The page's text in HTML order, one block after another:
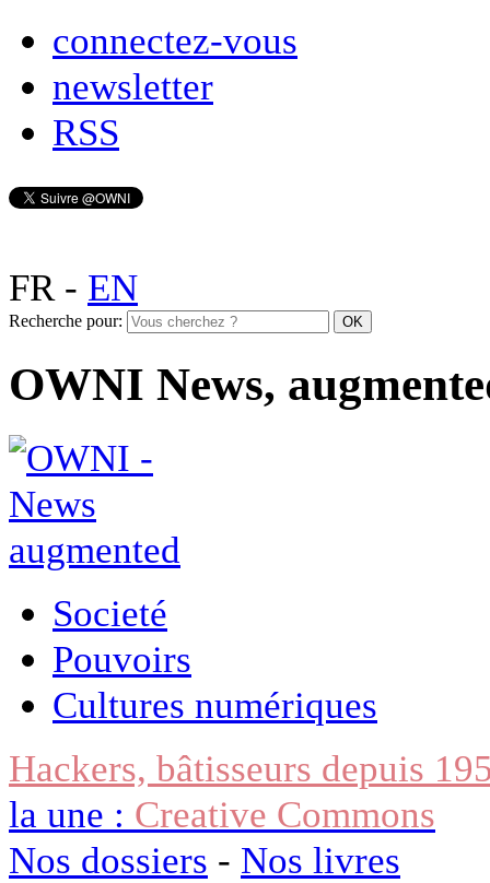
connectez-vous
newsletter
RSS
FR- EN
Recherche pour:
OWNI News,
Societé
Pouvoirs
Cultures numériques
Hackers, bâtisseurs depuis
la une : Creative Commons
Nos dossiers - Nos livres